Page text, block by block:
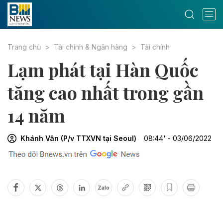
Trang chủ Tài chính & Ngân hàng Tài chính
Lạm phát tại Hàn Quốc
tăng cao nhất trong gần
14 năm
Khánh Vân (P/v TTXVN tại Seoul) 08:44' - 03/06/2022
Zalo